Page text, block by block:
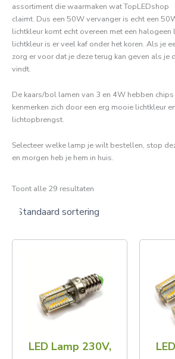
assortiment die waarmaken wat TopLEDshop
claimt. Dus een 50W vervanger is echt een
lichtkleur komt echt overeen met een
lichtkleur is er veel kaf onder het koren. Als je
zorg er voor dat je deze terug kan geven als je
vindt.
De kaars/bol lamen van 3 en 4W hebben chips
kenmerken zich door een erg mooie lichtkleur
lichtopbrengst.
Selecteer welke lamp je wilt bestellen, stop
en morgen heb je hem in huis.
Toont alle 29 resultaten
LED Lamp 230V,